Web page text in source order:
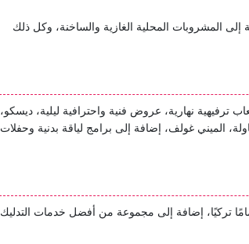
إلى المشروبات المحلية الغازية والساخنة، وكل ذلك
نهارية، عروض فنية واحترافية ليلية، ديسكو،
الميني غولف، إضافة إلى برامج لياقة بدنية وحفلات
تركيًا، إضافة إلى مجموعة من أفضل خدمات التدليك